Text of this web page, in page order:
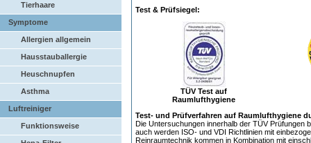
Test & Prüfsiegel:
TÜV Test auf
Raumlufthygiene
Test- und Prüfverfahren auf Raumlufthygiene
Die Untersuchungen innerhalb der TÜV Prüfungen
auch werden ISO- und VDI Richtlinien mit
Reinraumtechnik kommen in Kombination mit
Tierhaare
Symptome
Allergien allgemein
Hausstauballergie
Heuschnupfen
Asthma
Luftreiniger
Funktionsweise